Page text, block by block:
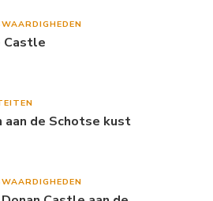
Castle
aan de Schotse kust